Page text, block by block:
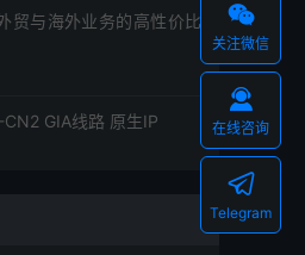
贸与海外业务的高性价比
GIA线路 原生IP

关注微信

在线咨询

Telegram